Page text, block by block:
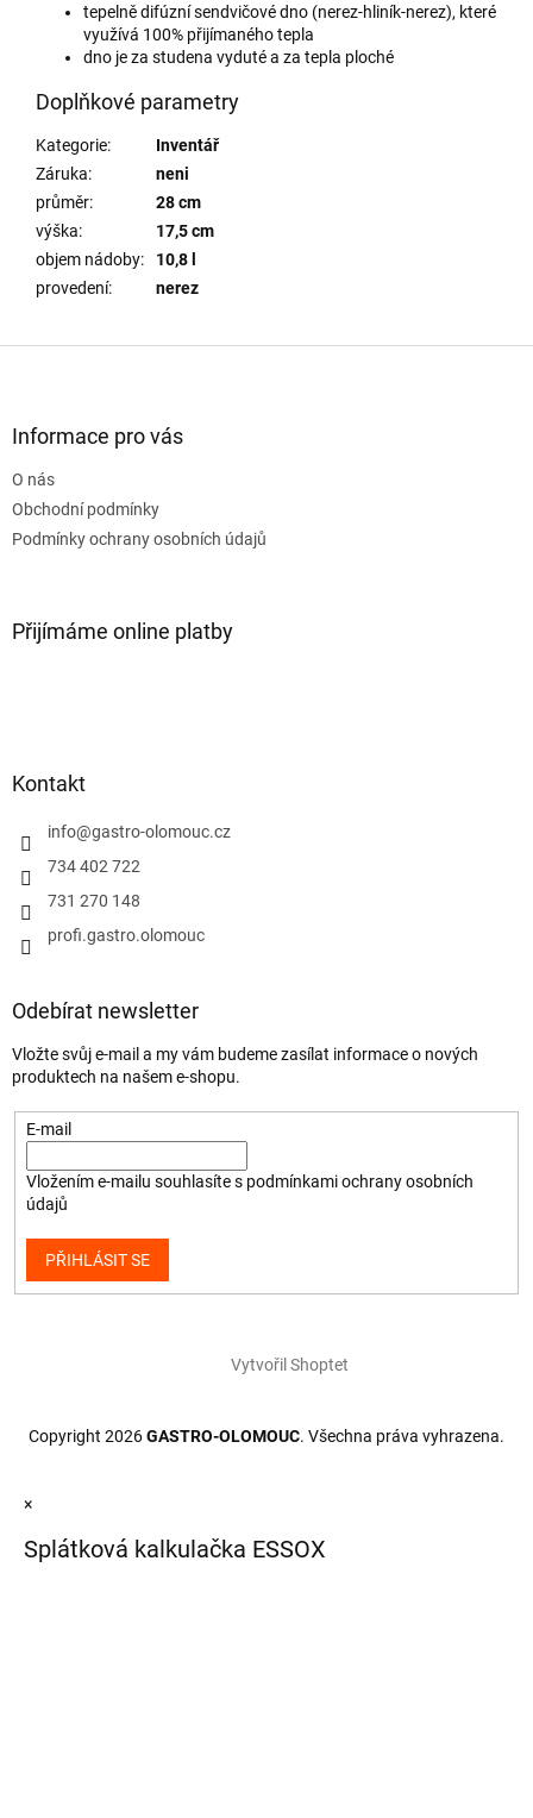
tepelně difúzní sendvičové dno (nerez-hliník-nerez), které
využívá 100% přijímaného tepla
dno je za studena vyduté a za tepla ploché
Doplňkové parametry
Kategorie:
Inventář
Záruka:
neni
průměr:
28 cm
výška:
17,5 cm
objem nádoby:
10,8 l
provedení: nerez
Informace pro vás
O nás
Obchodní podmínky
Podmínky ochrany osobních údajů
Přijímáme online platby
Kontakt
info@gastro-olomouc.cz
734 402 722
731 270 148
profi.gastro.olomouc
Odebírat newsletter
Vložte svůj e-mail a my vám budeme zasílat informace o nových
produktech na našem e-shopu.
E-mail
Vložením e-mailu souhlasíte s podmínkami ochrany osobních
údajů
PŘIHLÁSIT SE
Vytvořil Shoptet
Copyright 2026GASTRO-OLOMOUC. Všechna práva vyhrazena.
×
Splátková kalkulačka ESSOX